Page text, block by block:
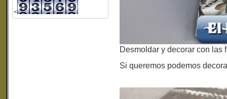
<
Desmoldar y decorar con las
Si queremos podemos